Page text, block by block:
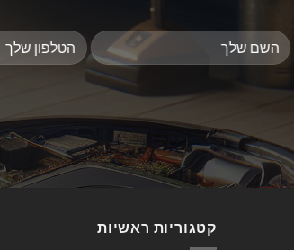
קטגוריות ראשיות